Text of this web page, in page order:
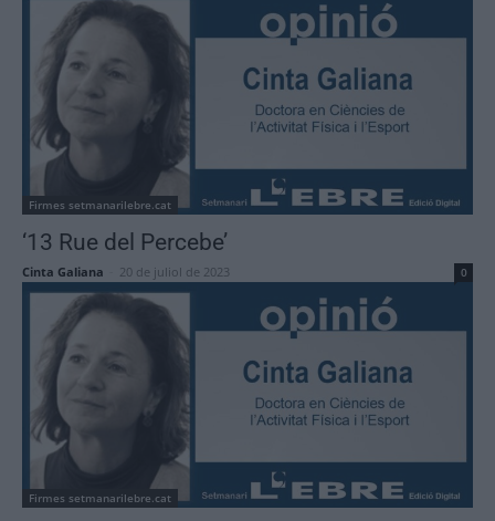
Firmes setmanarilebre.cat
‘13 Rue del Percebe’
Cinta Galiana 20 de juliol de 2023 0
Firmes setmanarilebre.cat